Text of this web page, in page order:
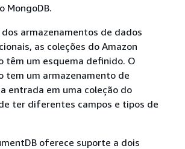
MongoDB.
armazenamentos de dados
as coleções do Amazon
têm um esquema definido. O
tem um armazenamento de
entrada em uma coleção do
ter diferentes campos e tipos de
oferece suporte a dois